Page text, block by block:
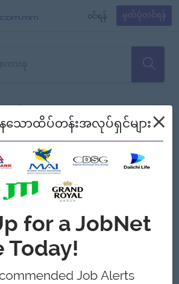
၀င်ရန် မှတ်ပုံတင်ရန်
။
စစ်ရန် စဉ်၍ကြည့်မည်
Myanmar
ောထိပ်တန်းအလုပ်ရှင်များ×